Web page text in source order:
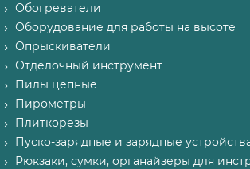
Обогреватели
Оборудование для работы на высоте
Опрыскиватели
Отделочный инструмент
Пилы цепные
Пирометры
Плиткорезы
Пуско-зарядные и зарядные
Рюкзаки, сумки, органайзеры для